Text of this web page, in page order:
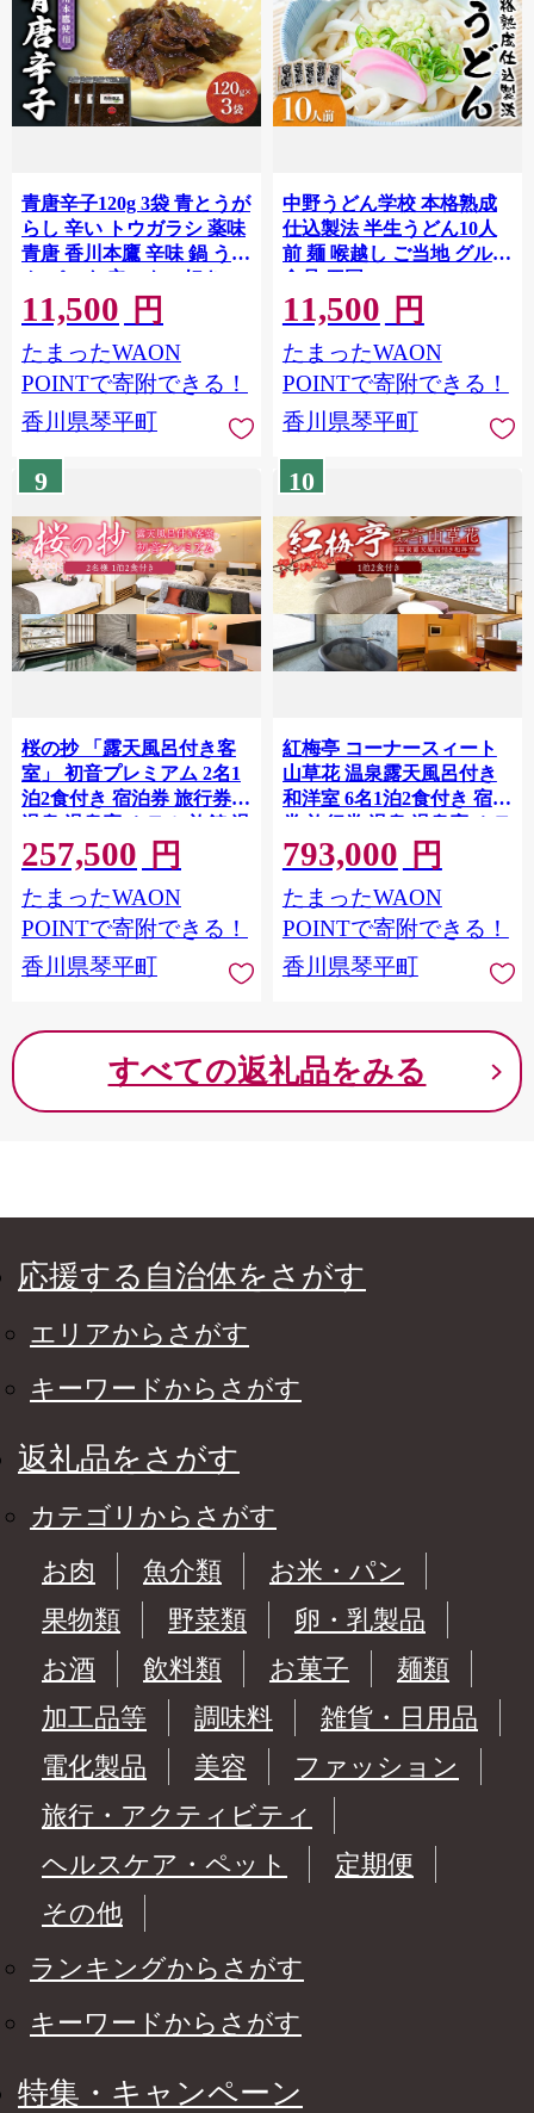
青唐辛子120g 3袋 青とうが
らし 辛い トウガラシ 薬味
青唐 香川本鷹 辛味 鍋 うど
ん パスタ 辛いもの好き
F5J-1225
11,500 円
たまったWAON
POINTで寄附できる！
香川県琴平町
中野うどん学校 本格熟成
仕込製法 半生うどん10人
前 麺 喉越し ご当地 グルメ
食品 四国 F5J-1239
11,500 円
たまったWAON
POINTで寄附できる！
香川県琴平町
9
桜の抄 「露天風呂付き客
室」 初音プレミアム 2名1
泊2食付き 宿泊券 旅行券
温泉 温泉宿 ホテル 旅館 温
泉旅館 旅行 温泉旅行 ペア
旅行チケット チケット レ
ジャー 四国 F5J-1247
257,500 円
たまったWAON
POINTで寄附できる！
香川県琴平町
10
紅梅亭 コーナースィート
山草花 温泉露天風呂付き
和洋室 6名1泊2食付き 宿泊
券 旅行券 温泉 温泉宿 ホテ
ル 旅館 温泉旅館 旅行 温泉
旅行 ペア 旅行チケット チ
ケット レジャー 四国 F5J-
1246
793,000 円
たまったWAON
POINTで寄附できる！
香川県琴平町
すべての返礼品をみる
応援する自治体をさがす
エリアからさがす
キーワードからさがす
返礼品をさがす
カテゴリからさがす
お肉
魚介類
お米・パン
果物類
野菜類
卵・乳製品
お酒
飲料類 お菓子
麺類
加工品等
調味料
雑貨・日用品
電化製品
美容
ファッション
旅行・アクティビティ
ヘルスケア・ペット
定期便
その他
ランキングからさがす
キーワードからさがす
特集・キャンペーン